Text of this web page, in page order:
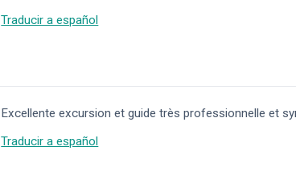
Traducir a español
Excellente excursion et guide très professionnelle et
Traducir a español